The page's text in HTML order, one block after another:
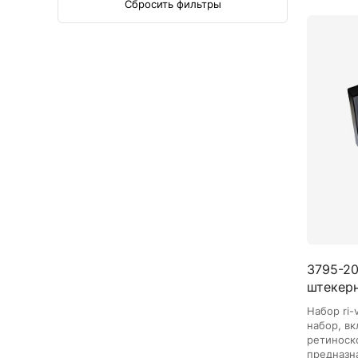
Сбросить фильтры
3795-
Набор ri-
набор,